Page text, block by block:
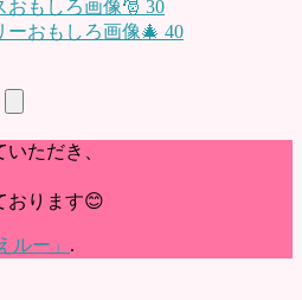
おもしろ画像🎅 30
ーおもしろ画像🎄 40
ただき、
おります😊
ルー」 .